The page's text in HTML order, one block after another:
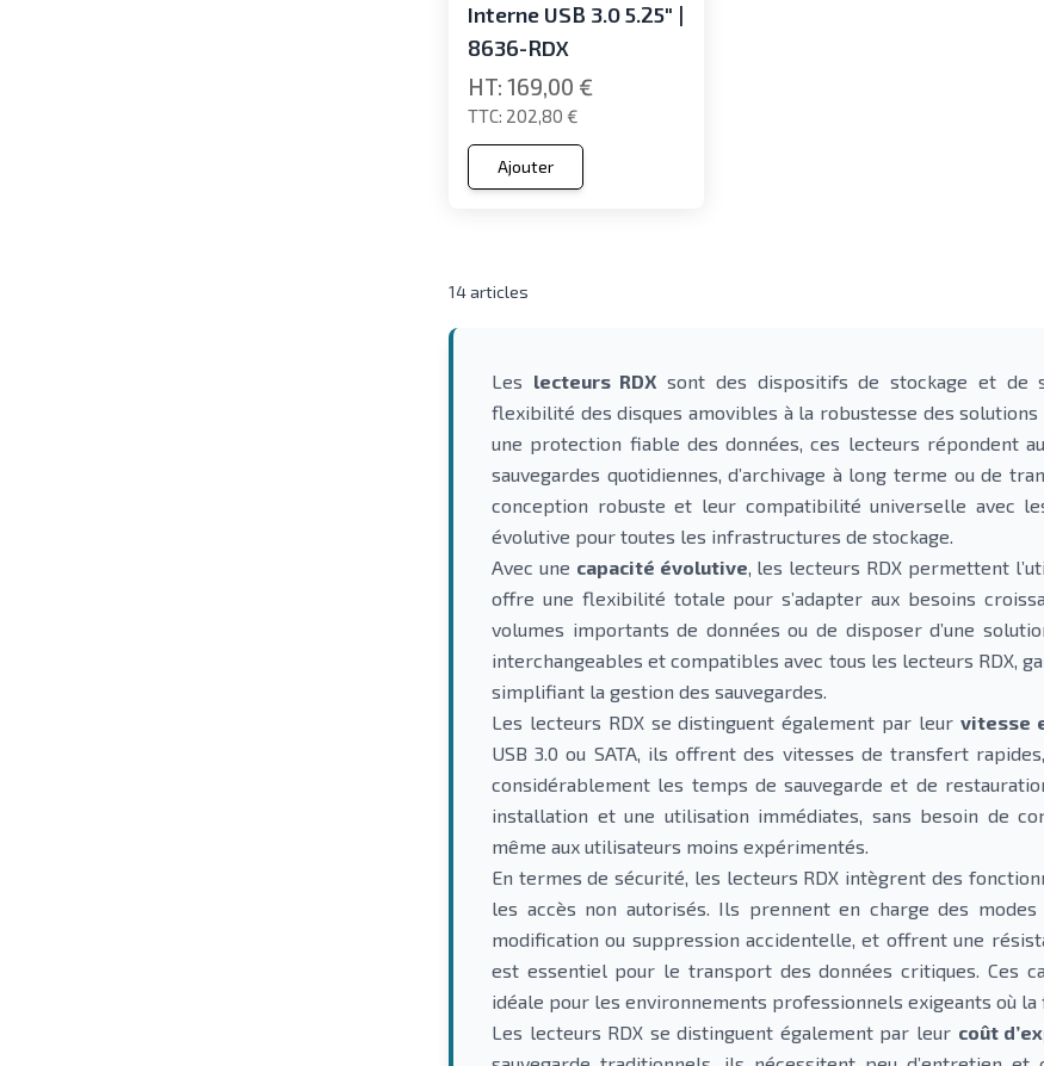
Interne USB 3.0 5.25" |
8636-RDX
202,80 €
169,00 €
Ajouter
14articles
Les lecteurs RDX sont des dispositifs de stockage et de
flexibilité des disques amovibles à la robustesse des
une protection fiable des données, ces lecteurs répondent
sauvegardes quotidiennes, d’archivage à long terme ou de
conception robuste et leur compatibilité universelle avec
évolutive pour toutes les infrastructures de stockage.
Avec une capacité évolutive, les lecteurs RDX permettent
offre une flexibilité totale pour s’adapter aux besoins
volumes importants de données ou de disposer d’une
interchangeables et compatibles avec tous les lecteurs RDX,
simplifiant la gestion des sauvegardes.
Les lecteurs RDX se distinguent également par leur vitesse
USB 3.0 ou SATA, ils offrent des vitesses de transfert
considérablement les temps de sauvegarde et de
installation et une utilisation immédiates, sans besoin de
même aux utilisateurs moins expérimentés.
En termes de sécurité, les lecteurs RDX intègrent des
les accès non autorisés. Ils prennent en charge des
modification ou suppression accidentelle, et offrent une
est essentiel pour le transport des données critiques. Ces
idéale pour les environnements professionnels exigeants où
Les lecteurs RDX se distinguent également par leur coût